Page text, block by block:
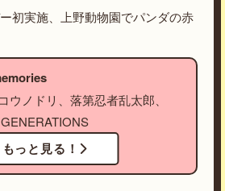
初実施、上野動物園でパンダの赤
ウノドリ、落第忍者乱太郎、
もっと見る！